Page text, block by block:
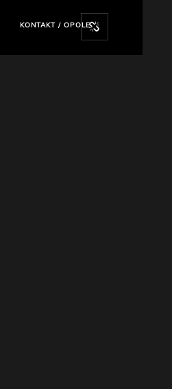
KONTAKT / OPOLE